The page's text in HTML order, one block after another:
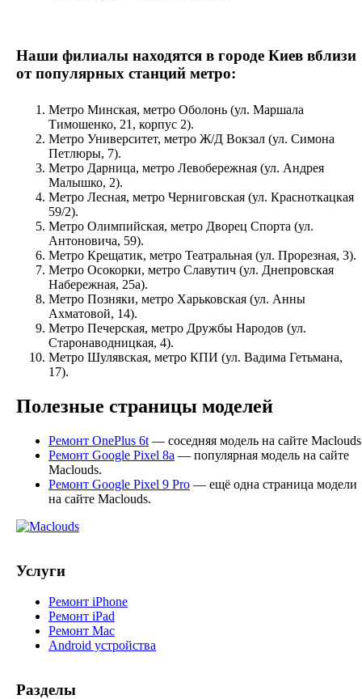
Наши филиалы находятся в городе Киев вблизи
от популярных станций метро:
Метро Минская, метро Оболонь (ул. Маршала
Тимошенко, 21, корпус 2).
Метро Университет, метро Ж/Д Вокзал (ул. Симона
Петлюры, 7).
Метро Дарница, метро Левобережная (ул. Андрея
Малышко, 2).
Метро Лесная, метро Черниговская (ул. Красноткацкая
59/2).
Метро Олимпийская, метро Дворец Спорта (ул.
Антоновича, 59).
Метро Крещатик, метро Театральная (ул. Прорезная, 3).
Метро Осокорки, метро Славутич (ул. Днепровская
Набережная, 25а).
Метро Позняки, метро Харьковская (ул. Анны
Ахматовой, 14).
Метро Печерская, метро Дружбы Народов (ул.
Старонаводницкая, 4).
Метро Шулявская, метро КПИ (ул. Вадима Гетьмана,
17).
Полезные страницы моделей
Ремонт OnePlus 6t — соседняя модель на сайте
Ремонт Google Pixel 8a — популярная модель на сайте
Maclouds.
Ремонт Google Pixel 9 Pro — ещё одна страница модели
на сайте Maclouds.
Услуги
Ремонт iPhone
Ремонт iPad
Ремонт Mac
Android устройства
Разделы